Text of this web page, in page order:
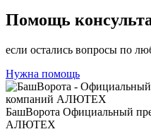
Помощь
если остались вопросы по
Нужна помощь
БашВорота Официальный
АЛЮТЕХ